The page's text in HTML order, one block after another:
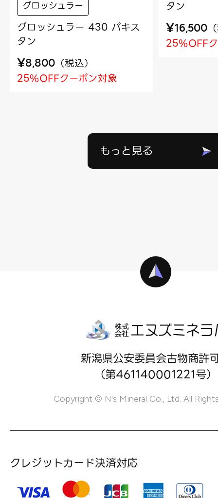
グロッシュラー
グロッシュラー 430 パキス
タン
¥8,800 （税込）
25%OFFクーポン対象
タン
¥16,500 （
25%OFF
もっと見る
新潟県公安委員会古物商許
（第461140001221号）
Copyright © N's Mineral Co., Ltd. All
クレジットカード決済対応